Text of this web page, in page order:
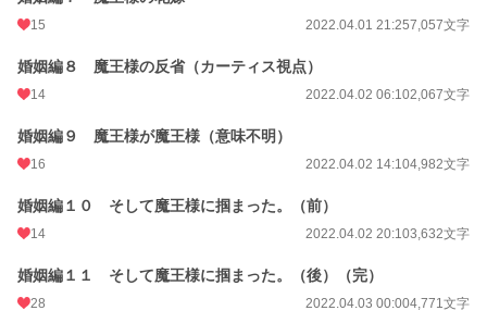
15 2022.04.01 21:257,057文字
婚姻編８ 魔王様の反省（カーティス視点）
14 2022.04.02 06:102,067文字
婚姻編９ 魔王様が魔王様（意味不明）
16 2022.04.02 14:104,982文字
婚姻編１０ そして魔王様に掴まった。（前）
14 2022.04.02 20:103,632文字
婚姻編１１ そして魔王様に掴まった。（後）（完）
28 2022.04.03 00:004,771文字